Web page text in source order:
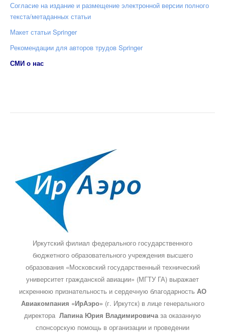
Согласие на издание и размещение электронной версии полного
текста/метаданных статьи
Макет статьи Springer
Рекомендации для авторов трудов Springer
СМИ о нас
Иркутский филиал федерального государственного
бюджетного образовательного учреждения высшего
образования «Московский государственный технический
университет гражданской авиации» (МГТУ ГА) выражает
искреннюю признательность и сердечную благодарность АО
Авиакомпания «ИрАэро» (г. Иркутск) в лице генерального
директора Лапина Юрия Владимировичаза оказанную
спонсорскую помощь в организации и проведении